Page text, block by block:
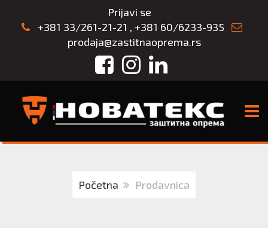
Prijavi se
+381 33/261-21-21 , +381 60/6233-935
prodaja@zastitnaoprema.rs
FacebookInstagram
LinkedIn
Početna Prodavnica